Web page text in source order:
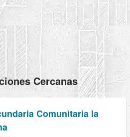
Cercanas
Comunitaria la